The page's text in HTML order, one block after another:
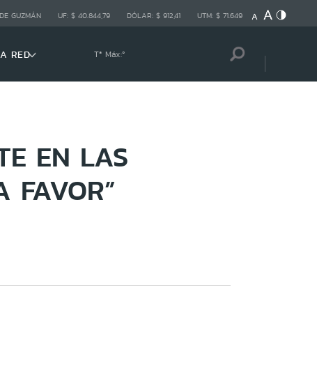
GUZMÁN UF: $ 40.844,79 DÓLAR: $ 912,41 UTM: $ 71.649
RED Tª Máx:º
EN LAS
FAVOR”